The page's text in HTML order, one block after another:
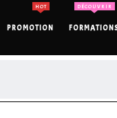
PROMOTION
HOT DÉCOUVRIR